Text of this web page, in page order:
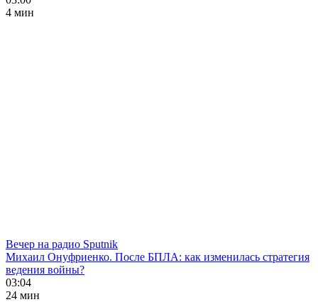
4 мин
Вечер на радио Sputnik
Михаил Онуфриенко. После БПЛА: как изменилась стратегия
ведения войны?
03:04
24 мин